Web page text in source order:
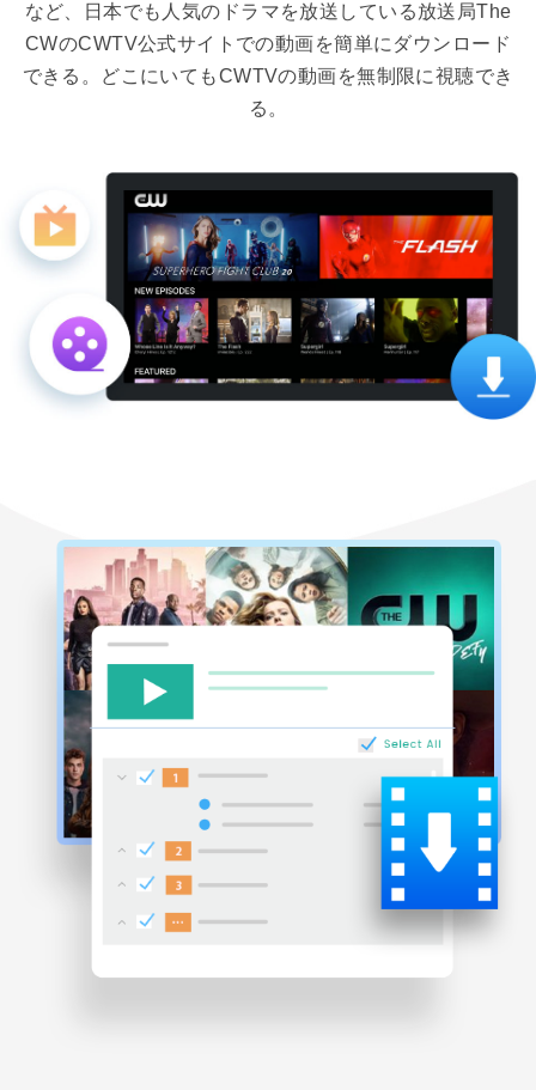
など、日本でも人気のドラマを放送している放送局The
CWのCWTV公式サイトでの動画を簡単にダウンロード
できる。どこにいてもCWTVの動画を無制限に視聴でき
る。